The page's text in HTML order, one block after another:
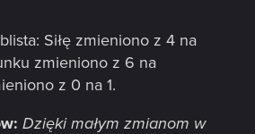
Siłę zmieniono z 4 na
zmieniono z 6 na
z 0 na 1.
Dzięki małym zmianom w